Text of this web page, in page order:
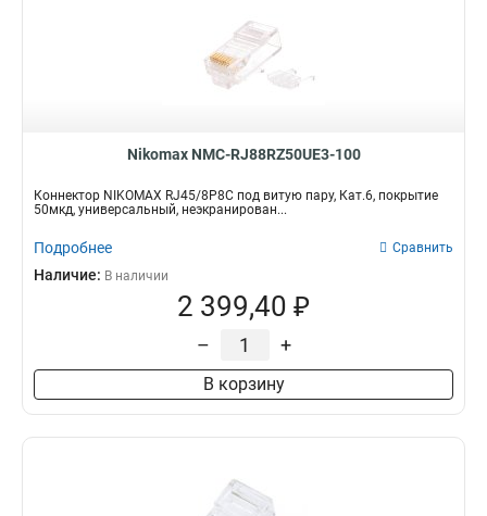
Nikomax NMC-RJ88RZ50UE3-100
Коннектор NIKOMAX RJ45/8P8C под витую пару, Кат.6, покрытие
50мкд, универсальный, неэкранирован...
Подробнее Сравнить
Наличие: В наличии
2 399,40 ₽
– +
В корзину